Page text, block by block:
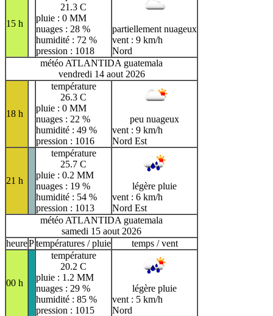
15 h
21.3 C
pluie : 0 MM
nuages : 28 %
humidité : 72 %
pression : 1018
partiellement nuageux
vent : 9 km/h
Nord
météo ATLANTIDA guatemala
vendredi 14 aout 2026
18 h
température
26.3 C
pluie : 0 MM
nuages : 22 %
humidité : 49 %
pression : 1016
peu nuageux
vent : 9 km/h
Nord Est
21 h
température
25.7 C
pluie : 0.2 MM
nuages : 19 %
humidité : 54 %
pression : 1013
légère pluie
vent : 6 km/h
Nord Est
météo ATLANTIDA guatemala
samedi 15 aout 2026
heurePtempératures / pluie temps / vent
00 h
température
20.2 C
pluie : 1.2 MM
nuages : 29 %
humidité : 85 %
pression : 1015
légère pluie
vent : 5 km/h
Nord